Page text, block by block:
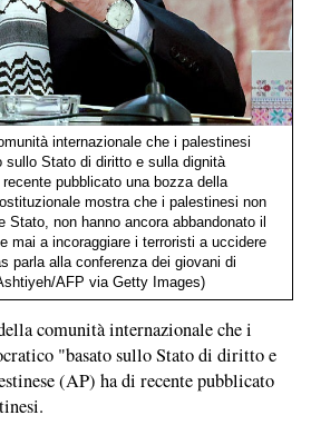
internazionale che i palestinesi
sullo Stato di diritto e sulla dignità
pubblicato una bozza della
mostra che i palestinesi non
non hanno ancora abbandonato il
mai a incoraggiare i terroristi a uccidere
parla alla conferenza dei giovani di
AFP via Getty Images)
comunità internazionale che i
"basato sullo Stato di diritto e
(AP) ha di recente pubblicato